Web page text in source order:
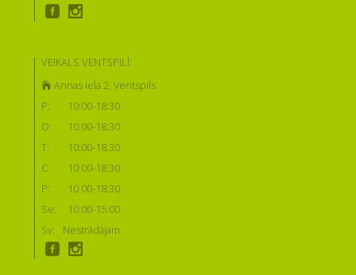
VEIKALS VENTSPILĪ:
Annas iela 2, Ventspils
P:
10:00-18:30
O:
10:00-18:30
T:
10:00-18:30
C:
10:00-18:30
P:
10:00-18:30
Se:
10:00-15:00
Sv:
Nestrādājam